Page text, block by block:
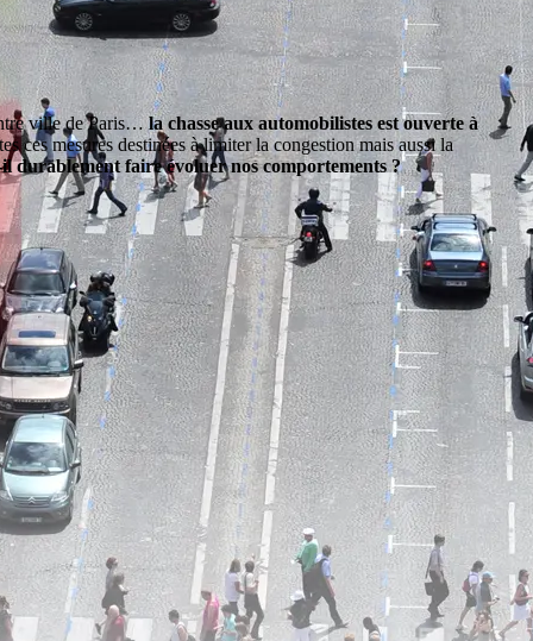
ville de Paris…la chasse aux automobilistes est ouverte à
ces mesures destinées à limiter la congestion mais aussi la
durablement faire évoluer nos comportements ?